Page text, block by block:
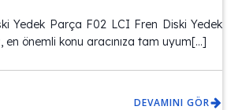
Yedek Parça F02 LCI Fren Diski Yedek
en önemli konu aracınıza tam uyum[…]
DEVAMINI GÖR